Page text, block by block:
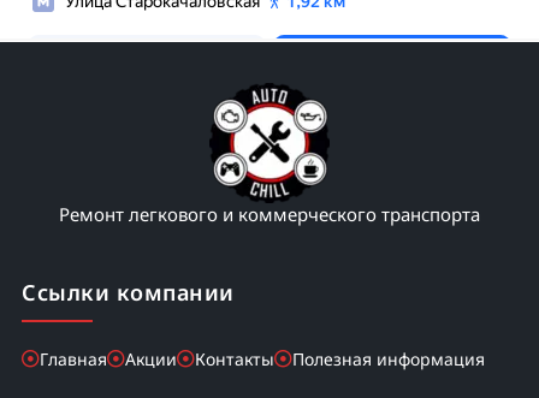
Ремонт легкового и коммерческого транспорта
Ссылки компании
Главная Акции Контакты Полезная информация